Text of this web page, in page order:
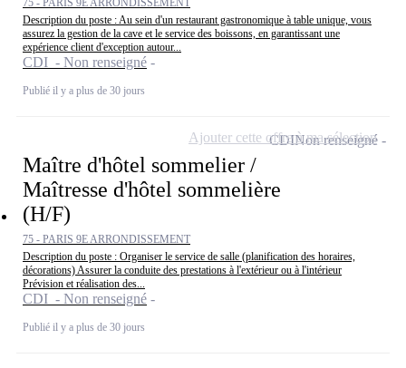
75 - PARIS 9E ARRONDISSEMENT
Description du poste : Au sein d'un restaurant gastronomique à table unique, vous
assurez la gestion de la cave et le service des boissons, en garantissant une
expérience client d'exception autour...
CDI - Non renseigné
Publié il y a plus de 30 jours
Maître d'hôtel sommelier /
Maîtresse d'hôtel sommelière
(H/F)
75 - PARIS 9E ARRONDISSEMENT
Description du poste : Organiser le service de salle (planification des horaires,
décorations) Assurer la conduite des prestations à l'extérieur ou à l'intérieur
Prévision et réalisation des...
CDI - Non renseigné
Publié il y a plus de 30 jours
CDINon renseigné
Ajouter cette offre à ma sélection